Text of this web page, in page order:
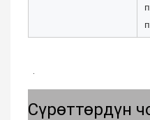
Сүрөттөрдүн